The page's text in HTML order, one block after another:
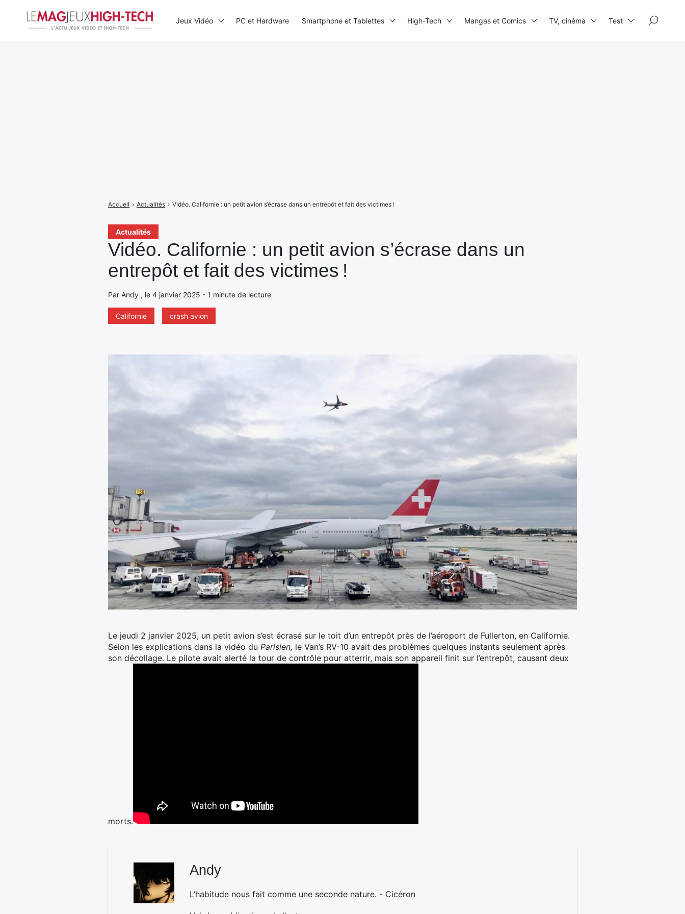
Actualités
Vidéo. Californie : un petit avion s’écrase dans un
entrepôt et fait des victimes !
Par Andy , le 4 janvier 2025 - 1 minute de lecture
Californie crash avion
Accueil › Actualités › Vidéo. Californie : un petit avion s’écrase dans un entrepôt et fait des victimes !
Le jeudi 2 janvier 2025, un petit avion s’est écrasé sur le toit d’un entrepôt près de l’aéroport de Fullerton, en Californie.
Selon les explications dans la vidéo du Parisien, le Van’s RV-10 avait des problèmes quelques instants seulement après
son décollage. Le pilote avait alerté la tour de contrôle pour atterrir, mais son appareil finit sur l’entrepôt, causant deux
morts.
Andy
L’habitude nous fait comme une seconde nature. - Cicéron
Jeux Vidéo PC et Hardware Smartphone et Tablettes High-Tech Mangas et Comics TV, cinéma Test